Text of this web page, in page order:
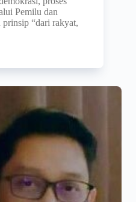
Pemilu dan
prinsip “dari rakyat,